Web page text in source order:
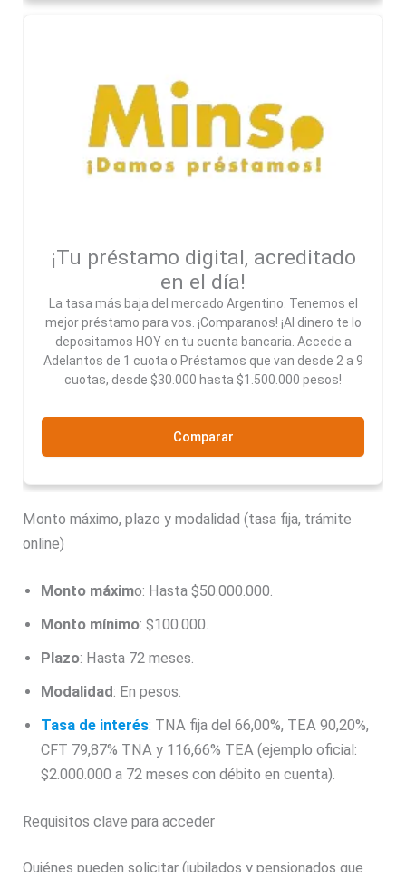
¡Tu préstamo digital, acreditado
en el día!
La tasa más baja del mercado Argentino. Tenemos el
mejor préstamo para vos. ¡Comparanos! ¡Al dinero te lo
depositamos HOY en tu cuenta bancaria. Accede a
Adelantos de 1 cuota o Préstamos que van desde 2 a 9
cuotas, desde $30.000 hasta $1.500.000 pesos!
Comparar
Monto máximo, plazo y modalidad (tasa fija, trámite
online)
Monto máximo: Hasta $50.000.000.
Monto mínimo: $100.000.
Plazo: Hasta 72 meses.
Modalidad: En pesos.
Tasa de interés: TNA fija del 66,00%, TEA 90,20%,
CFT 79,87% TNA y 116,66% TEA (ejemplo oficial:
$2.000.000 a 72 meses con débito en cuenta).
Requisitos clave para acceder
Quiénes pueden solicitar (jubilados y pensionados que